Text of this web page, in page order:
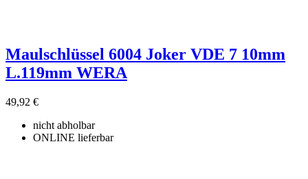
Maulschlüssel 6004 Joker VDE 7 10mm
L.119mm WERA
49,92 €
nicht abholbar
ONLINE lieferbar